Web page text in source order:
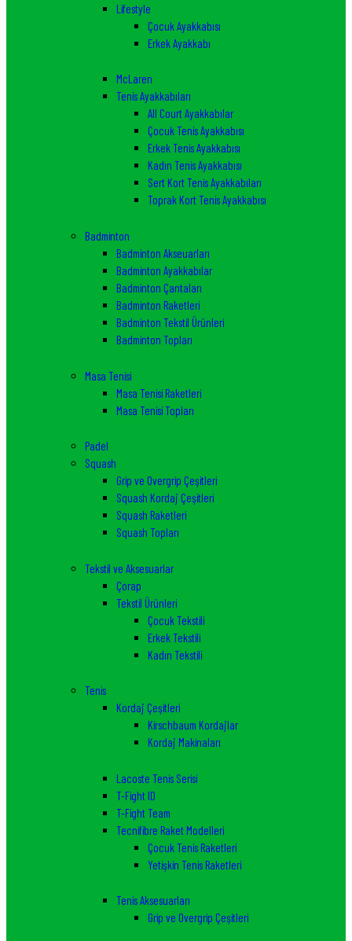
Lifestyle
Çocuk Ayakkabısı
Erkek Ayakkabı
McLaren
Tenis Ayakkabıları
All Court Ayakkabılar
Çocuk Tenis Ayakkabısı
Erkek Tenis Ayakkabısı
Kadın Tenis Ayakkabısı
Sert Kort Tenis Ayakkabıları
Toprak Kort Tenis Ayakkabısı
Badminton
Badminton Akseuarları
Badminton Ayakkabılar
Badminton Çantaları
Badminton Raketleri
Badminton Tekstil Ürünleri
Badminton Topları
Masa Tenisi
Masa Tenisi Raketleri
Masa Tenisi Topları
Padel
Squash
Grip ve Overgrip Çeşitleri
Squash Kordaj Çeşitleri
Squash Raketleri
Squash Topları
Tekstil ve Aksesuarlar
Çorap
Tekstil Ürünleri
Çocuk Tekstili
Erkek Tekstili
Kadın Tekstili
Tenis
Kordaj Çeşitleri
Kirschbaum Kordajlar
Kordaj Makinaları
Lacoste Tenis Serisi
T-Fight ID
T-Fight Team
Tecnifibre Raket Modelleri
Çocuk Tenis Raketleri
Yetişkin Tenis Raketleri
Tenis Aksesuarları
Grip ve Overgrip Çeşitleri